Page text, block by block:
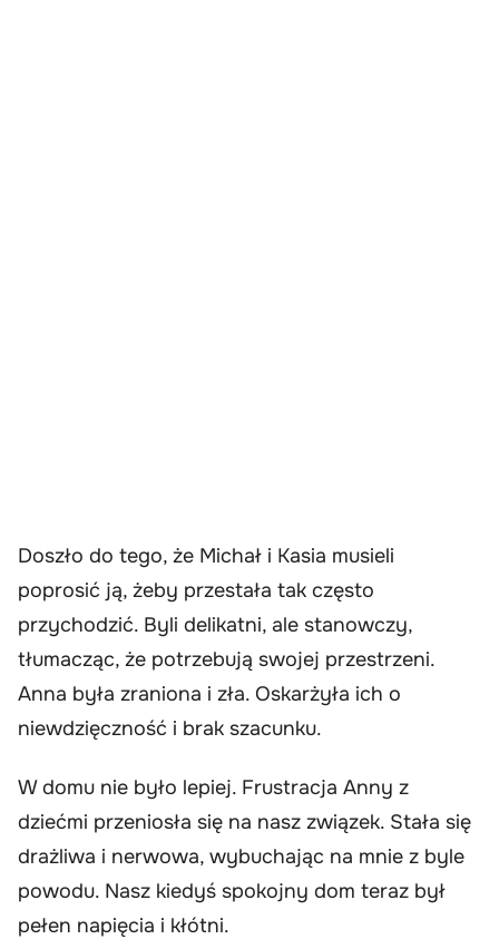
Doszło do tego, że Michał i Kasia musieli
poprosić ją, żeby przestała tak często
przychodzić. Byli delikatni, ale stanowczy,
tłumacząc, że potrzebują swojej przestrzeni.
Anna była zraniona i zła. Oskarżyła ich o
niewdzięczność i brak szacunku.
W domu nie było lepiej. Frustracja Anny z
dziećmi przeniosła się na nasz związek. Stała się
drażliwa i nerwowa, wybuchając na mnie z byle
powodu. Nasz kiedyś spokojny dom teraz był
pełen napięcia i kłótni.